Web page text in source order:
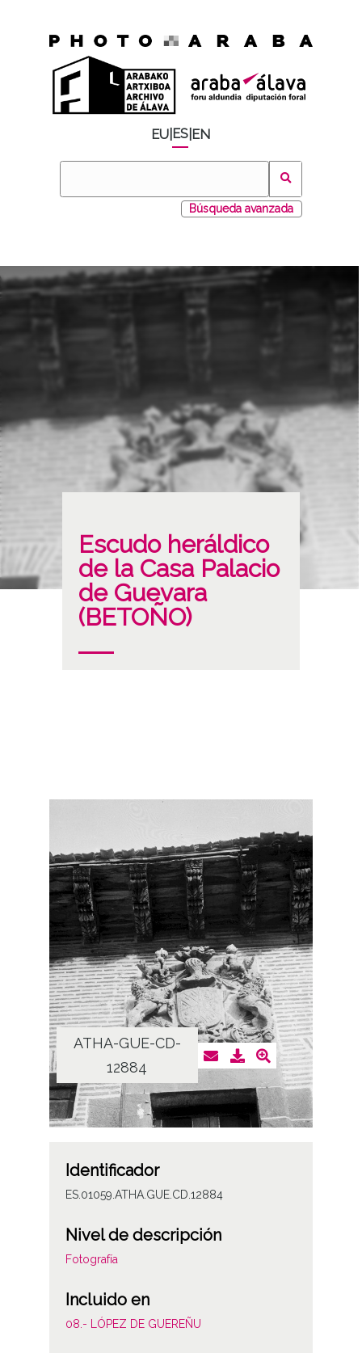
EU ES EN
Búsqueda avanzada
Escudo heráldico
de la Casa Palacio
de Guevara
(BETOÑO)
ATHA-GUE-CD-
12884
Identificador
ES.01059.ATHA.GUE.CD.12884
Nivel de descripción
Fotografía
Incluido en
08.- LÓPEZ DE GUEREÑU